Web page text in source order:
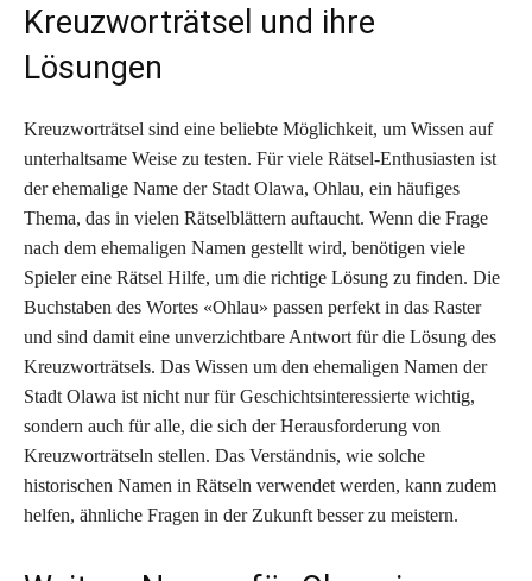
Kreuzworträtsel und ihre
Lösungen
Kreuzworträtsel sind eine beliebte Möglichkeit, um Wissen auf
unterhaltsame Weise zu testen. Für viele Rätsel-Enthusiasten ist
der ehemalige Name der Stadt Olawa, Ohlau, ein häufiges
Thema, das in vielen Rätselblättern auftaucht. Wenn die Frage
nach dem ehemaligen Namen gestellt wird, benötigen viele
Spieler eine Rätsel Hilfe, um die richtige Lösung zu finden. Die
Buchstaben des Wortes «Ohlau» passen perfekt in das Raster
und sind damit eine unverzichtbare Antwort für die Lösung des
Kreuzworträtsels. Das Wissen um den ehemaligen Namen der
Stadt Olawa ist nicht nur für Geschichtsinteressierte wichtig,
sondern auch für alle, die sich der Herausforderung von
Kreuzworträtseln stellen. Das Verständnis, wie solche
historischen Namen in Rätseln verwendet werden, kann zudem
helfen, ähnliche Fragen in der Zukunft besser zu meistern.